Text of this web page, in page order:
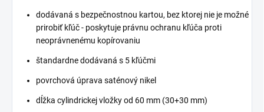
dodávaná s bezpečnostnou kartou, bez ktorej nie je možné
prirobiť kľúč - poskytuje právnu ochranu kľúča proti
neoprávnenému kopírovaniu
štandardne dodávaná s 5 kľúčmi
povrchová úprava saténový nikel
dĺžka cylindrickej vložky od 60 mm (30+30 mm)